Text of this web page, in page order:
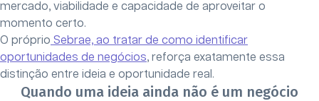
mercado, viabilidade e capacidade de aproveitar o
momento certo.
O próprio Sebrae, ao tratar de como identificar
oportunidades de negócios, reforça exatamente essa
distinção entre ideia e oportunidade real.
Quando uma ideia ainda não é um negócio